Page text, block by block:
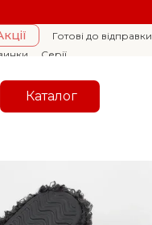
Готові до відправки
Серії
Каталог